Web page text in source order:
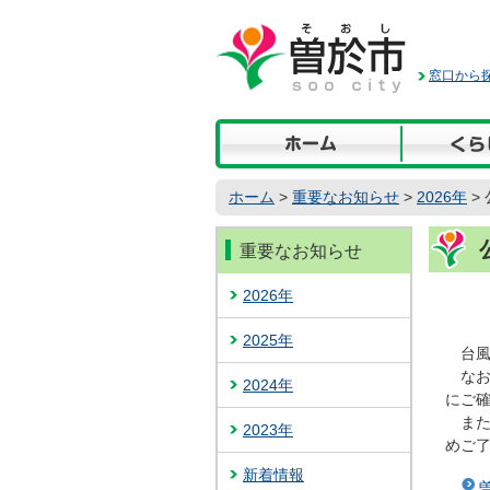
文
へ
動
窓口から
ホーム > 重要なお知らせ > 2026年 >
台風
なお
にご
また
めご
重要なお知らせ
2026年
2025年
2024年
2023年
新着情報